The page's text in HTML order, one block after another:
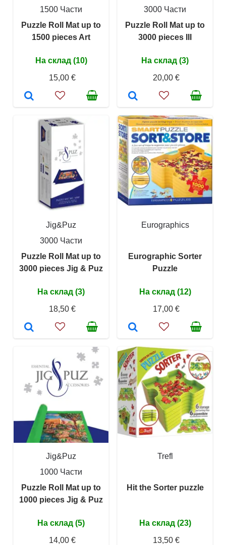
1500 Части
Puzzle Roll Mat up to
1500 pieces Art
На склад (10)
15,00 €
3000 Части
Puzzle Roll Mat up to
3000 pieces III
На склад (3)
20,00 €
Jig&Puz
3000 Части
Puzzle Roll Mat up to
3000 pieces Jig & Puz
На склад (3)
18,50 €
Eurographics
Eurographic Sorter
Puzzle
На склад (12)
17,00 €
Jig&Puz
1000 Части
Puzzle Roll Mat up to
1000 pieces Jig & Puz
На склад (5)
14,00 €
Trefl
Hit the Sorter puzzle
На склад (23)
13,50 €